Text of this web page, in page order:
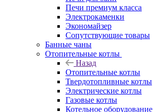
Печи премиум класса
Электрокаменки
Экономайзер
Сопутствующие товары
Банные чаны
Отопительные котлы
Назад
Отопительные котлы
Твердотопливные котлы
Электрические котлы
Газовые котлы
Котельное оборудование